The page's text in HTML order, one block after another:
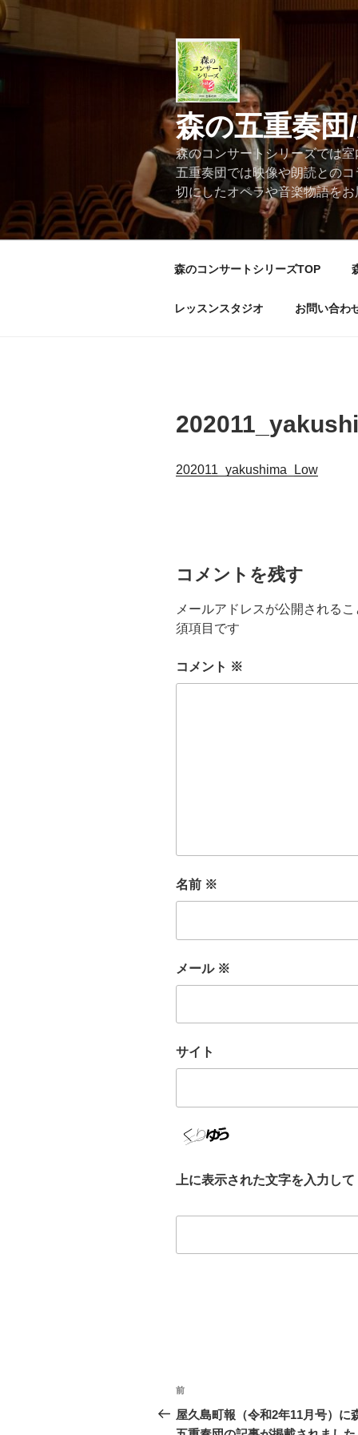
コ
ン
テ
森の五重奏
森のコンサートシリーズでは
五重奏団では映像や朗読との
切にしたオペラや音楽物語を
森のコンサートシリーズTOP
レッスンスタジオ お問い合わ
202011_yakushima_Low
コメントを残す
メールアドレスが公開されるこ
須項目です
コメント ※
名前 ※
メール ※
サイト
上に表示された文字を入力して
投
稿
前
の
投
前
屋久島町報（令和2年11月号）に